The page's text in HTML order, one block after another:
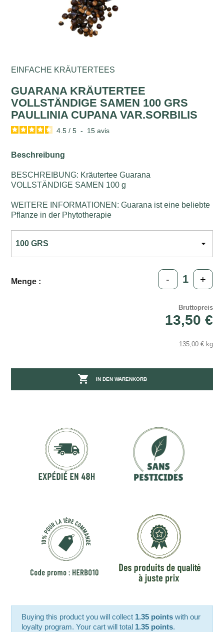
EINFACHE KRÄUTERTEES
GUARANA KRÄUTERTEE
VOLLSTÄNDIGE SAMEN 100 GRS
PAULLINIA CUPANA VAR.SORBILIS
4.5 / 5 - 15avis
Beschreibung
BESCHREIBUNG: Kräutertee Guarana
VOLLSTÄNDIGE SAMEN 100 g
WEITERE INFORMATIONEN: Guarana ist eine beliebte
Pflanze in der Phytotherapie
Menge : - +
Bruttopreis
13,50 €
135,00 € kg
 IN DEN WARENKORB
Buying this product you will collect 1.35 points with our
loyalty program. Your cart will total 1.35 points.